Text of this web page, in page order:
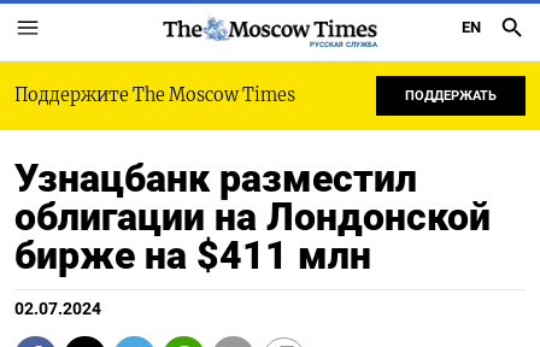
РУССКАЯ СЛУЖБА
EN
Поддержите The Moscow Times ПОДДЕРЖАТЬ
Узнацбанк разместил
облигации на Лондонской
бирже на $411 млн
02.07.2024